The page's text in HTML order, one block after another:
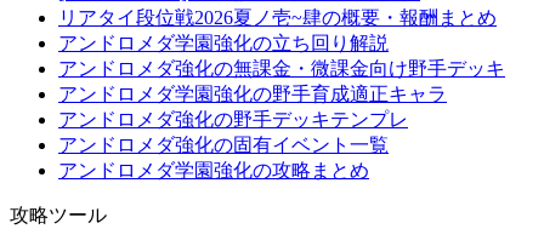
リアタイ段位戦2026夏ノ壱~肆の概要・報酬まとめ
アンドロメダ学園強化の立ち回り解説
アンドロメダ強化の無課金・微課金向け野手デッキ
アンドロメダ学園強化の野手育成適正キャラ
アンドロメダ強化の野手デッキテンプレ
アンドロメダ強化の固有イベント一覧
アンドロメダ学園強化の攻略まとめ
攻略ツール